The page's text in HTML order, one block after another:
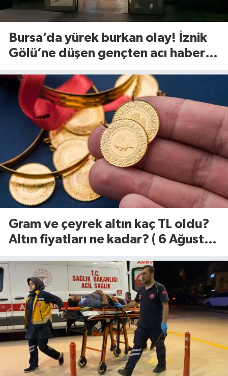
Bursa’da yürek burkan olay! İznik
Gölü’ne düşen gençten acı haber
Gram ve çeyrek altın kaç TL oldu?
Altın fiyatları ne kadar? ( 6 Ağustos